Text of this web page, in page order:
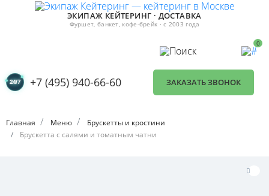
ЭКИПАЖ КЕЙТЕРИНГ · ДОСТАВКА
Фуршет, банкет, кофе-брейк · с 2003 года
0
+7 (495) 940-66-60 ЗАКАЗАТЬ ЗВОНОК
Главная Меню
Брускетты и кростини
Брускетта с салями и томатным чатни